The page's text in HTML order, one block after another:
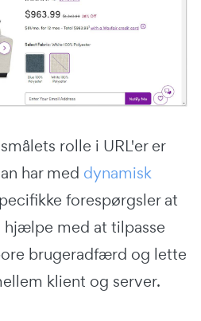
rolle i URL'er er
har med dynamisk
forespørgsler at
hjælpe med at tilpasse
brugeradfærd og lette
klient og server.